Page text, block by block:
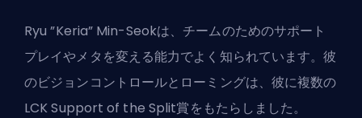
Ryu ”Keria” Min-Seokは、チームのためのサポート
プレイやメタを変える能力でよく知られています。彼
のビジョンコントロールとローミングは、彼に複数の
LCK Support of the Split賞をもたらしました。